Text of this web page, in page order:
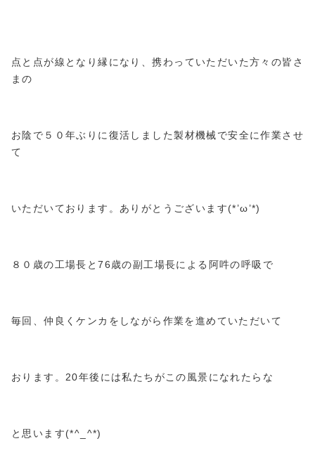
点と点が線となり縁になり、携わっていただいた方々の皆さ
まの
お陰で５０年ぶりに復活しました製材機械で安全に作業させ
て
いただいております。ありがとうございます(*’ω’*)
８０歳の工場長と76歳の副工場長による阿吽の呼吸で
毎回、仲良くケンカをしながら作業を進めていただいて
おります。20年後には私たちがこの風景になれたらな
と思います(*^_^*)